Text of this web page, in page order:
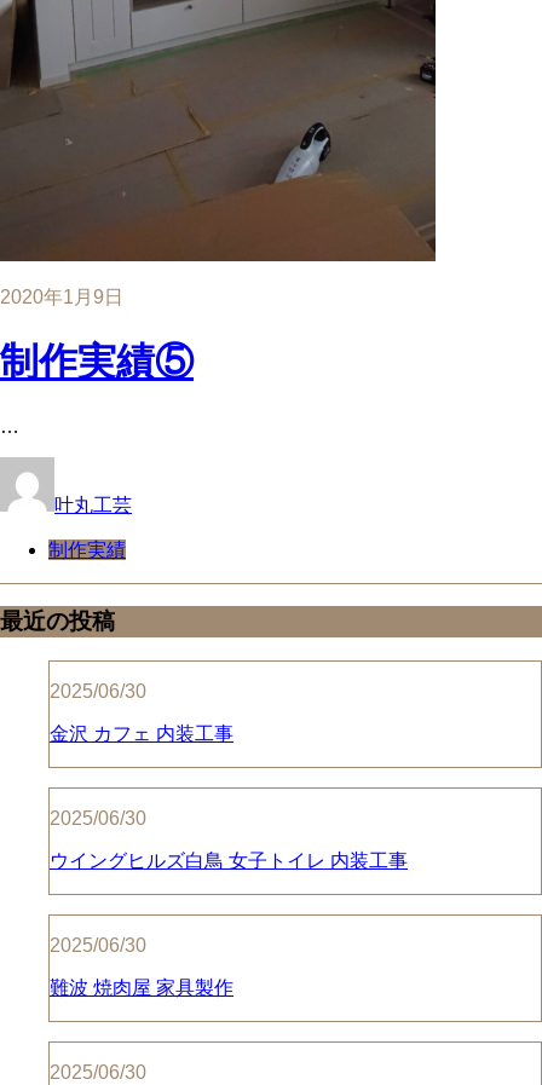
2020年1月9日
制作実績⑤
…
叶丸工芸
制作実績
最近の投稿
2025/06/30
金沢 カフェ 内装工事
2025/06/30
ウイングヒルズ白鳥 女子トイレ 内装工事
2025/06/30
難波 焼肉屋 家具製作
2025/06/30